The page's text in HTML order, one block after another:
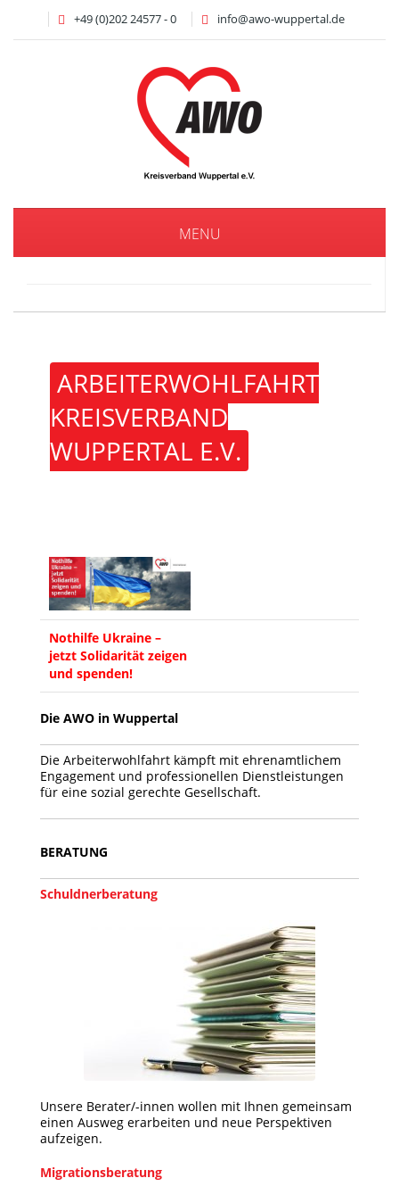
+49 (0)202 24577 - 0 info@awo-wuppertal.de
MENU
ARBEITERWOHLFAHRT
KREISVERBAND
WUPPERTAL E.V.
Nothilfe Ukraine –
jetzt Solidarität zeigen
und spenden!
Die AWO in Wuppertal
Die Arbeiterwohlfahrt kämpft mit ehrenamtlichem
Engagement und professionellen Dienstleistungen
für eine sozial gerechte Gesellschaft.
BERATUNG
Schuldnerberatung
Unsere Berater/-innen wollen mit Ihnen gemeinsam
einen Ausweg erarbeiten und neue Perspektiven
aufzeigen.
Migrationsberatung